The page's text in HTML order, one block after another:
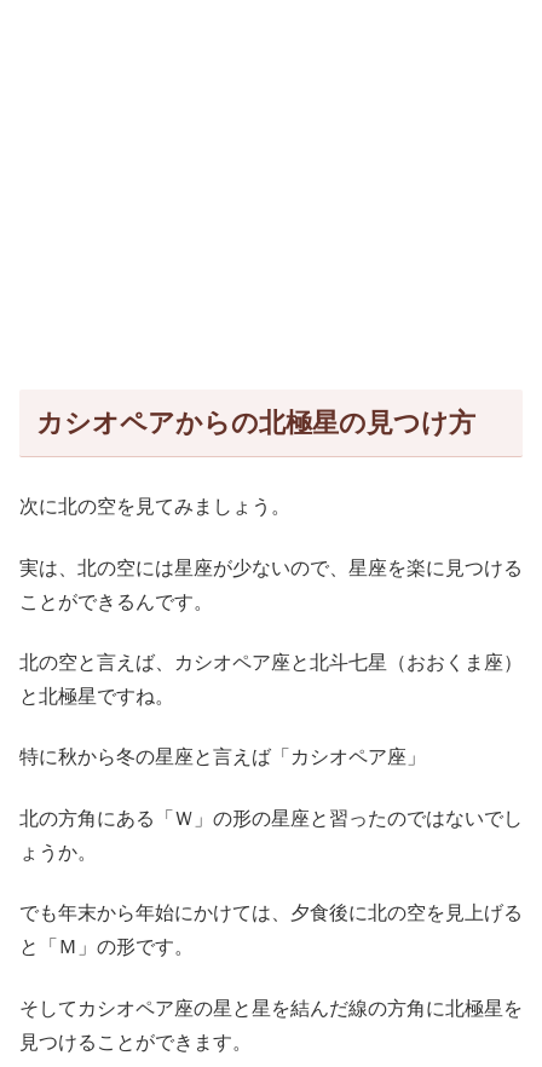
カシオペアからの北極星の見つけ方
次に北の空を見てみましょう。
実は、北の空には星座が少ないので、星座を楽に見つける
ことができるんです。
北の空と言えば、カシオペア座と北斗七星（おおくま座）
と北極星ですね。
特に秋から冬の星座と言えば「カシオペア座」
北の方角にある「Ｗ」の形の星座と習ったのではないでし
ょうか。
でも年末から年始にかけては、夕食後に北の空を見上げる
と「Ｍ」の形です。
そしてカシオペア座の星と星を結んだ線の方角に北極星を
見つけることができます。